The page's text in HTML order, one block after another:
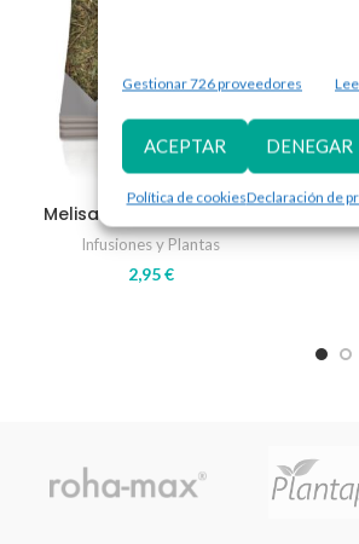
Gestionar 726 proveedores
ACEPTAR DENEGAR
Política de cookiesDeclaración de
Melisa – Planta en bolsa
Infusiones y Plantas
2,95€